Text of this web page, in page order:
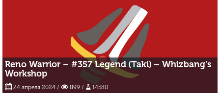
Reno Warrior – #357 Legend (Taki) – Whizbang’s
Workshop
24 апреля 2024 / 899 / 14580